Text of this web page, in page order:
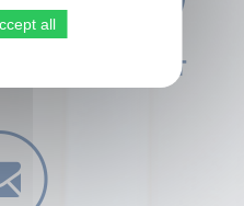
CONTACT
all